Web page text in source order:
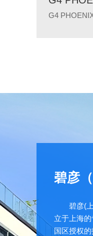
碧彦
碧彦(上
立于上海
国区授权